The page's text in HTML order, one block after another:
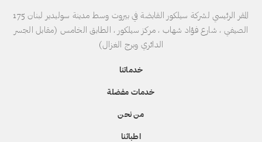
المقر الرئيسي لشركة سيلكور القابضة في بيروت وسط مدينة سوليدير لبنان 175
الصيفي ، شارع فؤاد شهاب ، مركز سيلكور ، الطابق الخامس (مقابل الجسر
الدائري وبرج الغزال)
خدماتنا
خدمات مفضلة
من نحن
اطبائنا